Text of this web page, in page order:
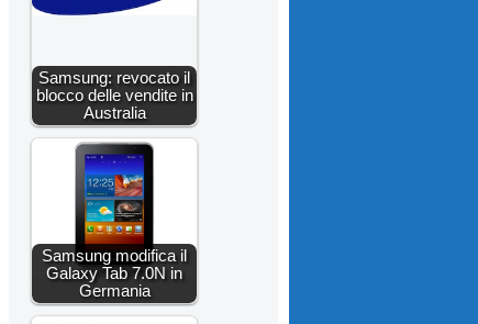
Samsung: revocato il
blocco delle vendite in
Australia
Samsung modifica il
Galaxy Tab 7.0N in
Germania